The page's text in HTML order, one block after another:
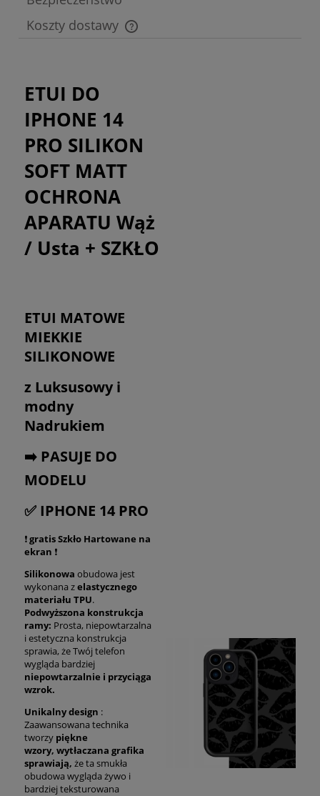
Koszty dostawy
Cena nie zawiera ewentualnych kosztów płatności
ETUI DO
IPHONE 14
PRO SILIKON
SOFT MATT
OCHRONA
APARATU Wąż
/ Usta + SZKŁO
ETUI MATOWE
MIEKKIE
SILIKONOWE
z Luksusowy i
modny
Nadrukiem
➡️ PASUJE DO
MODELU
✅ IPHONE 14 PRO
❗gratis Szkło Hartowane na
ekran ❗
Silikonowa obudowa jest
wykonana zelastycznego
materiału TPU.
Podwyższona konstrukcja
ramy: Prosta, niepowtarzalna
i estetyczna konstrukcja
sprawia, że Twój telefon
wygląda bardziej
niepowtarzalnie i przyciąga
wzrok.
Unikalny design :
Zaawansowana technika
tworzy piękne
wzory, wytłaczana grafika
sprawiają, że ta smukła
obudowa wygląda żywo i
bardziej teksturowana